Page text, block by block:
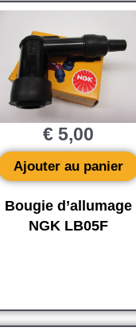
Bougie d’allumage
NGK LB05F
€ 5,00
Ajouter au panier